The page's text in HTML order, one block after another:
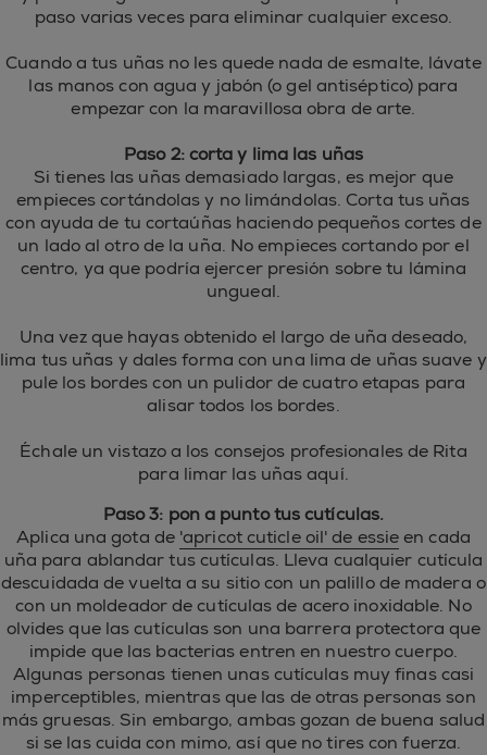
paso varias veces para eliminar cualquier exceso.
Cuando a tus uñas no les quede nada de esmalte, lávate
las manos con agua y jabón (o gel antiséptico) para
empezar con la maravillosa obra de arte.
Paso 2: corta y lima las uñas
Si tienes las uñas demasiado largas, es mejor que
empieces cortándolas y no limándolas. Corta tus uñas
con ayuda de tu cortaúñas haciendo pequeños cortes de
un lado al otro de la uña. No empieces cortando por el
centro, ya que podría ejercer presión sobre tu lámina
ungueal.
Una vez que hayas obtenido el largo de uña deseado,
lima tus uñas y dales forma con una lima de uñas suave y
pule los bordes con un pulidor de cuatro etapas para
alisar todos los bordes.
Échale un vistazo a los consejos profesionales de Rita
para limar las uñas aquí.
Paso 3: pon a punto tus cutículas.
Aplica una gota de 'apricot cuticle oil' de essieen cada
uña para ablandar tus cutículas. Lleva cualquier cutícula
descuidada de vuelta a su sitio con un palillo de madera o
con un moldeador de cutículas de acero inoxidable. No
olvides que las cutículas son una barrera protectora que
impide que las bacterias entren en nuestro cuerpo.
Algunas personas tienen unas cutículas muy finas casi
imperceptibles, mientras que las de otras personas son
más gruesas. Sin embargo, ambas gozan de buena salud
si se las cuida con mimo, así que no tires con fuerza.